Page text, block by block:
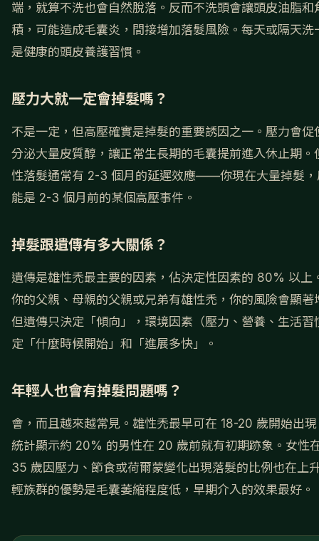
端，就算不洗也會自然脫落。反而不洗頭會讓頭皮油脂和
積，可能造成毛囊炎，間接增加落髮風險。每天或隔天洗
是健康的頭皮養護習慣。
壓力大就一定會掉髮嗎？
不是一定，但高壓確實是掉髮的重要誘因之一。壓力會促
分泌大量皮質醇，讓正常生長期的毛囊提前進入休止期。
性落髮通常有 2-3 個月的延遲效應——你現在大量掉髮，
能是 2-3 個月前的某個高壓事件。
掉髮跟遺傳有多大關係？
遺傳是雄性禿最主要的因素，佔決定性因素的 80% 以上
你的父親、母親的父親或兄弟有雄性禿，你的風險會顯著
但遺傳只決定「傾向」，環境因素（壓力、營養、生活習
定「什麼時候開始」和「進展多快」。
年輕人也會有掉髮問題嗎？
會，而且越來越常見。雄性禿最早可在 18-20 歲開始出
統計顯示約 20% 的男性在 20 歲前就有初期跡象。女性
35 歲因壓力、節食或荷爾蒙變化出現落髮的比例也在上
輕族群的優勢是毛囊萎縮程度低，早期介入的效果最好。